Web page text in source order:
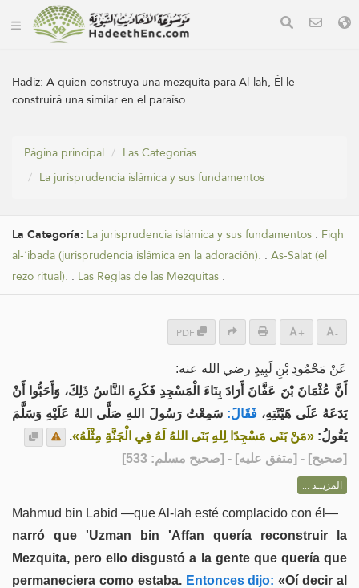
Hadiz:A quien construya una mezquita para Al-lah, Él le
construirá una similar en el paraíso
Página principal
Las Categorías
La jurisprudencia islámica y sus fundamentos
La Categoría: La jurisprudencia islámica y sus fundamentos . Fiqh
al-‘ibada (jurisprudencia islámica en la adoración). . As-Salat (el
rezo ritual). . Las Reglas de las Mezquitas .
PDF + -
عَنْ ‌مَحْمُودِ بْنِ لَبِيدٍ رضي الله عنه:
أَنَّ ‌عُثْمَانَ بْنَ عَفَّانَ أَرَادَ بِنَاءَ الْمَسْجِدِ فَكَرِهَ النَّاسُ ذَلِكَ، وَأَحَبُّوا أَنْ
يَدَعَهُ عَلَى هَيْئَتِهِ، فَقَالَ: سَمِعْتُ رَسُولَ اللهِ صَلَّى اللهُ عَلَيْهِ وَسَلَّمَ
يَقُولُ: «مَنْ بَنَى مَسْجِدًا لِلهِ بَنَى اللهُ لَهُ فِي الْجَنَّةِ مِثْلَهُ».
[صحيح] - [متفق عليه] - [صحيح مسلم: 533]
المزيــد ...
Mahmud bin Labid —que Al-lah esté complacido con él—
narró que 'Uzman bin 'Affan quería reconstruir la
Mezquita, pero ello disgustó a la gente que quería que
permaneciera como estaba.Entonces dijo: «Oí decir al